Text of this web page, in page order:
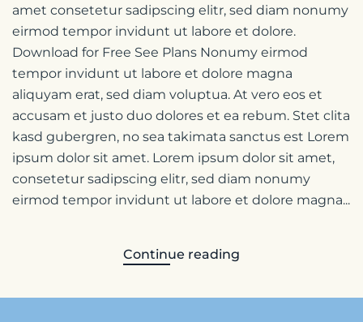
amet consetetur sadipscing elitr, sed diam nonumy
eirmod tempor invidunt ut labore et dolore.
Download for Free See Plans Nonumy eirmod
tempor invidunt ut labore et dolore magna
aliquyam erat, sed diam voluptua. At vero eos et
accusam et justo duo dolores et ea rebum. Stet clita
kasd gubergren, no sea takimata sanctus est Lorem
ipsum dolor sit amet. Lorem ipsum dolor sit amet,
consetetur sadipscing elitr, sed diam nonumy
eirmod tempor invidunt ut labore et dolore magna...
Continue reading